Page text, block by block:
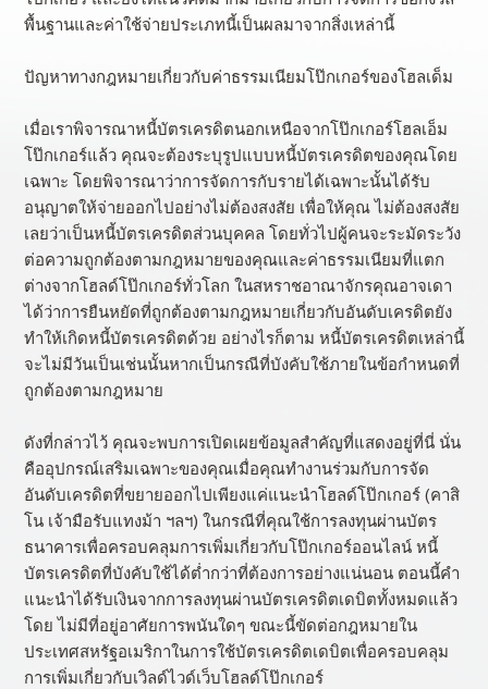
พื้นฐานและค่าใช้จ่ายประเภทนี้เป็นผลมาจากสิ่งเหล่านี้
ปัญหาทางกฎหมายเกี่ยวกับค่าธรรมเนียมโป๊กเกอร์ของโฮลเด็ม
เมื่อเราพิจารณาหนี้บัตรเครดิตนอกเหนือจากโป๊กเกอร์โฮลเอ็ม
โป๊กเกอร์แล้ว คุณจะต้องระบุรูปแบบหนี้บัตรเครดิตของคุณโดย
เฉพาะ โดยพิจารณาว่าการจัดการกับรายได้เฉพาะนั้นได้รับ
อนุญาตให้จ่ายออกไปอย่างไม่ต้องสงสัย เพื่อให้คุณ ไม่ต้องสงสัย
เลยว่าเป็นหนี้บัตรเครดิตส่วนบุคคล โดยทั่วไปผู้คนจะระมัดระวัง
ต่อความถูกต้องตามกฎหมายของคุณและค่าธรรมเนียมที่แตก
ต่างจากโฮลด์โป๊กเกอร์ทั่วโลก ในสหราชอาณาจักรคุณอาจเดา
ได้ว่าการยืนหยัดที่ถูกต้องตามกฎหมายเกี่ยวกับอันดับเครดิตยัง
ทำให้เกิดหนี้บัตรเครดิตด้วย อย่างไรก็ตาม หนี้บัตรเครดิตเหล่านี้
จะไม่มีวันเป็นเช่นนั้นหากเป็นกรณีที่บังคับใช้ภายในข้อกำหนดที่
ถูกต้องตามกฎหมาย
ดังที่กล่าวไว้ คุณจะพบการเปิดเผยข้อมูลสำคัญที่แสดงอยู่ที่นี่ นั่น
คืออุปกรณ์เสริมเฉพาะของคุณเมื่อคุณทำงานร่วมกับการจัด
อันดับเครดิตที่ขยายออกไปเพียงแค่แนะนำโฮลด์โป๊กเกอร์ (คาสิ
โน เจ้ามือรับแทงม้า ฯลฯ) ในกรณีที่คุณใช้การลงทุนผ่านบัตร
ธนาคารเพื่อครอบคลุมการเพิ่มเกี่ยวกับโป๊กเกอร์ออนไลน์ หนี้
บัตรเครดิตที่บังคับใช้ได้ต่ำกว่าที่ต้องการอย่างแน่นอน ตอนนี้คำ
แนะนำได้รับเงินจากการลงทุนผ่านบัตรเครดิตเดบิตทั้งหมดแล้ว
โดย ไม่มีที่อยู่อาศัยการพนันใดๆ ขณะนี้ขัดต่อกฎหมายใน
ประเทศสหรัฐอเมริกาในการใช้บัตรเครดิตเดบิตเพื่อครอบคลุม
การเพิ่มเกี่ยวกับเวิลด์ไวด์เว็บโฮลด์โป๊กเกอร์